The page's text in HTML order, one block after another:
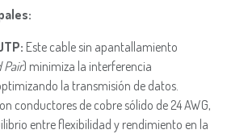
Este cable sin apantallamiento
Pair) minimiza la interferencia
la transmisión de datos.
conductores de cobre sólido de 24 AWG,
entre flexibilidad y rendimiento en la